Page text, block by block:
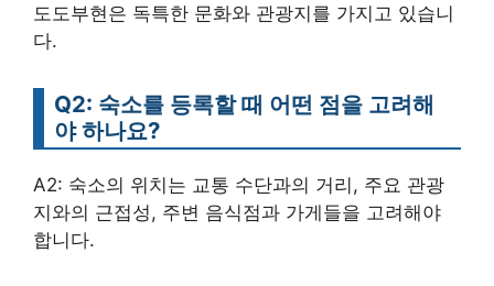
도도부현은 독특한 문화와 관광지를 가지고 있습니
다.
Q2: 숙소를 등록할 때 어떤 점을 고려해
야 하나요?
A2: 숙소의 위치는 교통 수단과의 거리, 주요 관광
지와의 근접성, 주변 음식점과 가게들을 고려해야
합니다.